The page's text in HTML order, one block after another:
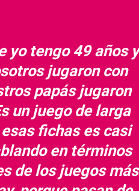
yo tengo 49 años y
jugaron con
papás jugaron
un juego de larga
fichas es casi
en términos
de los juegos más